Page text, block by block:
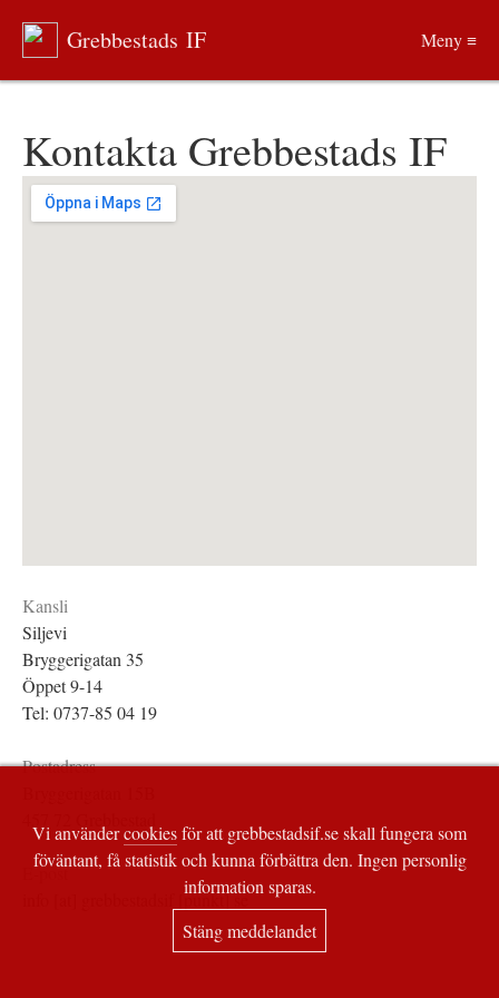
Kontakta Grebbestads IF
Kansli
Siljevi
Bryggerigatan 35
Öppet 9-14
Tel: 0737-85 04 19
Postadress
E-post
info [at] grebbestadsif [punkt] se
Grebbestads IF Meny ≡
Vi användercookiesför att grebbestadsif.se skall fungera som
föväntant, få statistik och kunna förbättra den. Ingen personlig
information sparas.
Stäng meddelandet